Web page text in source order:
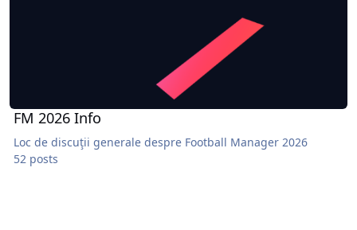
FM 2026 Info
Loc de discuţii generale despre Football Manager 2026
52 posts